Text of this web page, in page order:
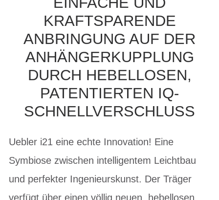
KRAFTSPARENDE
ANBRINGUNG AUF DER
ANHÄNGERKUPPLUNG
DURCH HEBELLOSEN,
PATENTIERTEN IQ-
SCHNELLVERSCHLUSS
Uebler i21 eine echte Innovation! Eine
Symbiose zwischen intelligentem Leichtbau
und perfekter Ingenieurskunst. Der Träger
verfügt über einen völlig neuen, hebellosen